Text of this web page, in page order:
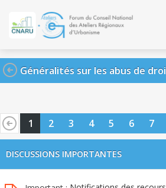
1 2 3 4 5 6 7
DISCUSSIONS IMPORTANTES